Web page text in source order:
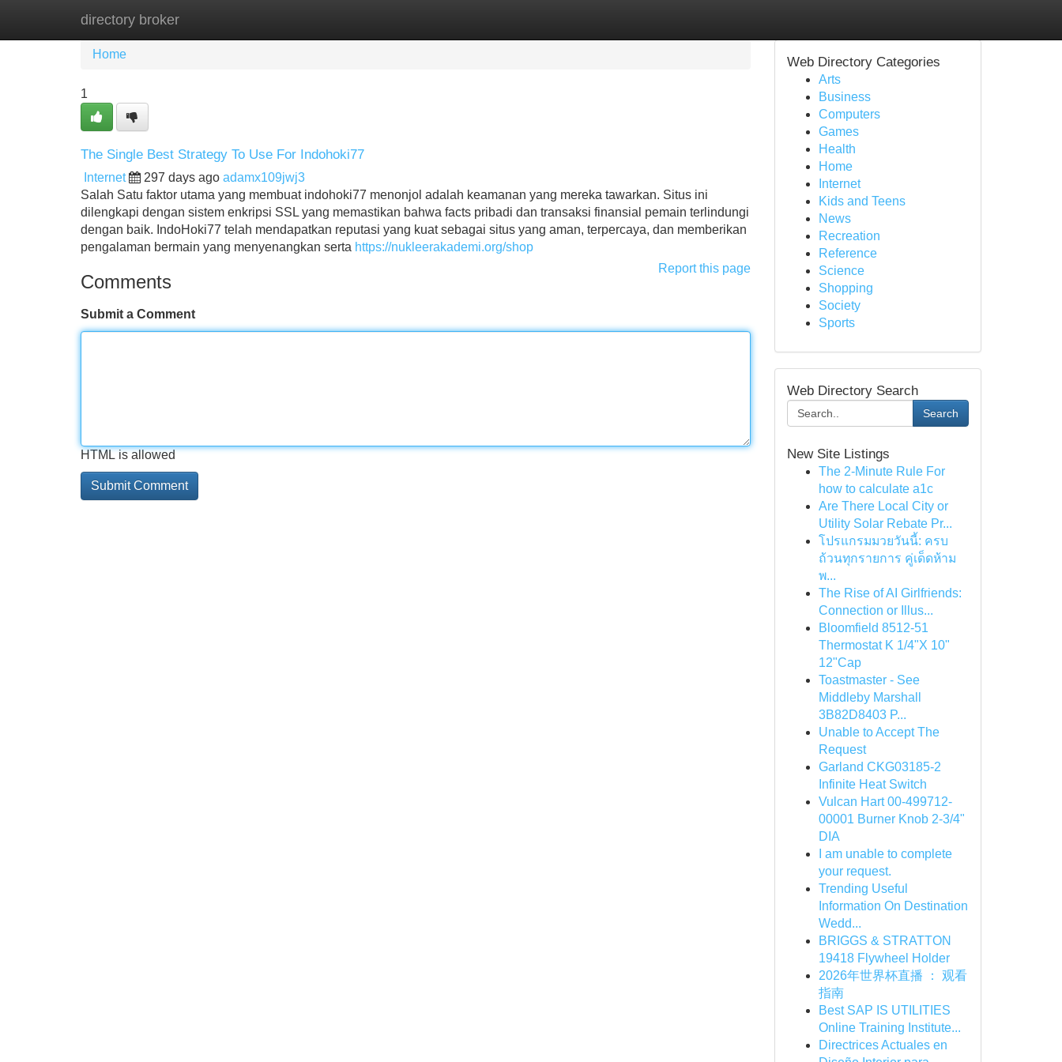
directory broker
Home New Site Listings
Home
1
The Single Best Strategy To Use For Indohoki77
Internet 297 days ago adamx109jwj3
Salah Satu faktor utama yang membuat indohoki77 menonjol adalah keamanan yang mereka tawarkan. Situs ini
dilengkapi dengan sistem enkripsi SSL yang memastikan bahwa facts pribadi dan transaksi finansial pemain terlindungi
dengan baik. IndoHoki77 telah mendapatkan reputasi yang kuat sebagai situs yang aman, terpercaya, dan memberikan
pengalaman bermain yang menyenangkan serta https://nukleerakademi.org/shop
Report this page
Comments
Submit a Comment
HTML is allowed
Web Directory Categories
Arts
Business
Computers
Games
Health
Home
Internet
Kids and Teens
News
Recreation
Reference
Science
Shopping
Society
Sports
Web Directory Search
Search
New Site Listings
The 2-Minute Rule For
how to calculate a1c
Are There Local City or
Utility Solar Rebate Pr...
โปรแกรมมวยวันนี้: ครบ
ถ้วนทุกรายการ คู่เด็ดห้าม
พ...
The Rise of AI Girlfriends:
Connection or Illus...
Bloomfield 8512-51
Thermostat K 1/4"X 10"
12"Cap
Toastmaster - See
Middleby Marshall
3B82D8403 P...
Unable to Accept The
Request
Garland CKG03185-2
Infinite Heat Switch
Vulcan Hart 00-499712-
00001 Burner Knob 2-3/4"
DIA
I am unable to complete
your request.
Trending Useful
Information On Destination
Wedd...
BRIGGS & STRATTON
19418 Flywheel Holder
2026年世界杯直播 ： 观看
指南
Best SAP IS UTILITIES
Online Training Institute...
Directrices Actuales en